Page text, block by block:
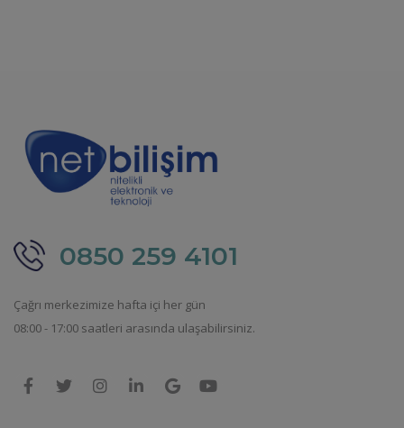
0850 259 4101
Çağrı merkezimize hafta içi her gün
08:00 - 17:00 saatleri arasında ulaşabilirsiniz.